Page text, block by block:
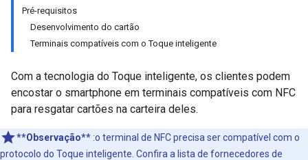
Pré-requisitos
Desenvolvimento do cartão
Terminais compatíveis com o Toque inteligente
Com a tecnologia do Toque inteligente, os clientes podem
encostar o smartphone em terminais compatíveis com NFC
para resgatar cartões na carteira deles.
**Observação** :o terminal de NFC precisa ser compatível com o
protocolo do Toque inteligente. Confira a lista de fornecedores de